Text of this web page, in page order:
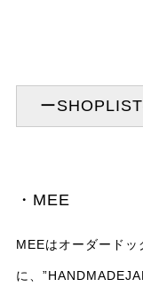
ー
・MEE
MEEはオーダードッ
に、